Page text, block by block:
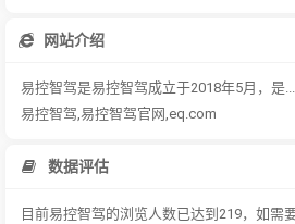
网站介绍
易控智驾是易控智驾成立于2018年5月，是...
易控智驾,易控智驾官网,eq.com
数据评估
目前易控智驾的浏览人数已达到219，如需